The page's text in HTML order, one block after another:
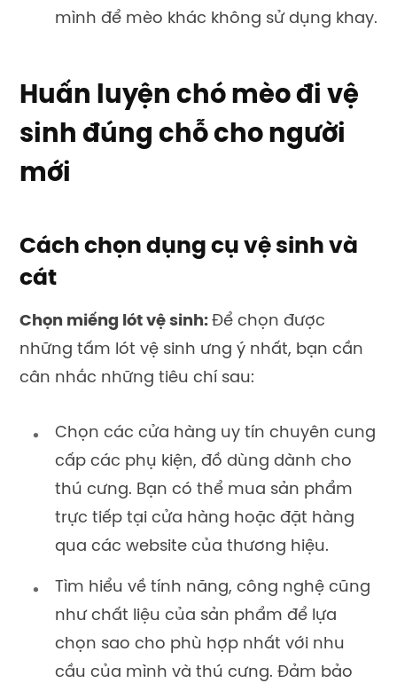
mình để mèo khác không sử dụng khay.
Huấn luyện chó mèo đi vệ
sinh đúng chỗ cho người
mới
Cách chọn dụng cụ vệ sinh và
cát
Chọn miếng lót vệ sinh: Để chọn được
những tấm lót vệ sinh ưng ý nhất, bạn cần
cân nhắc những tiêu chí sau:
Chọn các cửa hàng uy tín chuyên cung
cấp các phụ kiện, đồ dùng dành cho
thú cưng. Bạn có thể mua sản phẩm
trực tiếp tại cửa hàng hoặc đặt hàng
qua các website của thương hiệu.
Tìm hiểu về tính năng, công nghệ cũng
như chất liệu của sản phẩm để lựa
chọn sao cho phù hợp nhất với nhu
cầu của mình và thú cưng. Đảm bảo